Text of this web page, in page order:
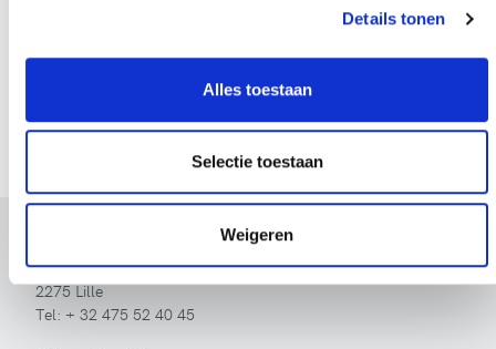
Details tonen
Alles toestaan
Selectie toestaan
Weigeren
confidentialité complète.
Achterstenhoek 42
2275 Lille
Tel: + 32 475 52 40 45